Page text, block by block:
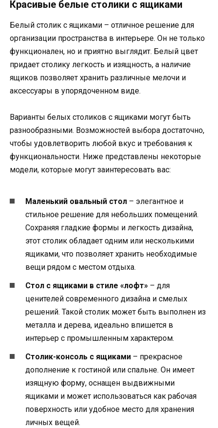
Красивые белые столики с ящиками
Белый столик с ящиками – отличное решение для
организации пространства в интерьере. Он не только
функционален, но и приятно выглядит. Белый цвет
придает столику легкость и изящность, а наличие
ящиков позволяет хранить различные мелочи и
аксессуары в упорядоченном виде.
Варианты белых столиков с ящиками могут быть
разнообразными. Возможностей выбора достаточно,
чтобы удовлетворить любой вкус и требования к
функциональности. Ниже представлены некоторые
модели, которые могут заинтересовать вас:
Маленький овальный стол – элегантное и
стильное решение для небольших помещений.
Сохраняя гладкие формы и легкость дизайна,
этот столик обладает одним или несколькими
ящиками, что позволяет хранить необходимые
вещи рядом с местом отдыха.
Стол с ящиками в стиле «лофт» – для
ценителей современного дизайна и смелых
решений. Такой столик может быть выполнен из
металла и дерева, идеально впишется в
интерьер с промышленным характером.
Столик-консоль с ящиками – прекрасное
дополнение к гостиной или спальне. Он имеет
изящную форму, оснащен выдвижными
ящиками и может использоваться как рабочая
поверхность или удобное место для хранения
личных вещей.